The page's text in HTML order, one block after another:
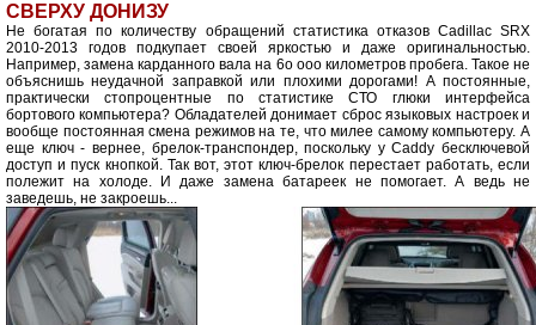
СВЕРХУ ДОНИЗУ
Не богатая по количеству обращений статистика отказов Cadillac SRX
2010-2013 годов подкупает своей яркостью и даже оригинальностью.
Например, замена карданного вала на 6о ооо километров пробега. Такое не
объяснишь неудачной заправкой или плохими дорогами! А постоянные,
практически стопроцентные по статистике СТО глюки интерфейса
бортового компьютера? Обладателей донимает сброс языковых настроек и
вообще постоянная смена режимов на те, что милее самому компьютеру. А
еще ключ - вернее, брелок-транспондер, поскольку у Caddy бесключевой
доступ и пуск кнопкой. Так вот, этот ключ-брелок перестает работать, если
полежит на холоде. И даже замена батареек не помогает. А ведь не
заведешь, не закроешь...